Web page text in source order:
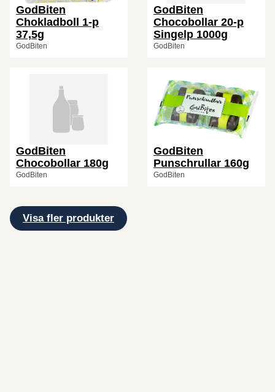
GodBiten
Chokladboll 1-p
37,5g
GodBiten
GodBiten
Chocobollar 20-p
Singelp 1000g
GodBiten
GodBiten
Chocobollar 180g
GodBiten
GodBiten
Punschrullar 160g
GodBiten
Visa fler produkter